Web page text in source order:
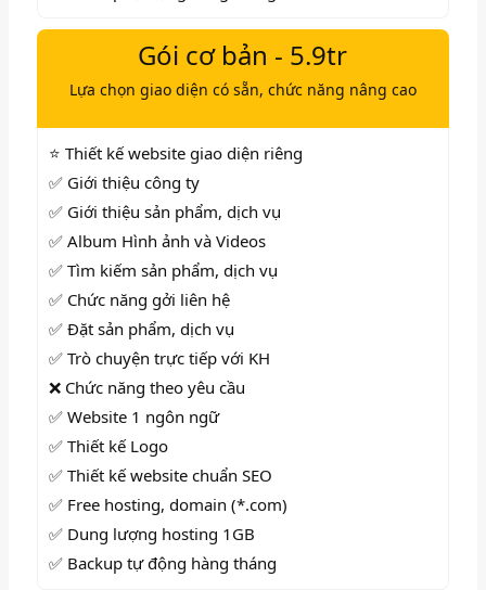
Gói cơ bản - 5.9tr
Lựa chọn giao diện có sẵn, chức năng nâng cao
⭐ Thiết kế website giao diện riêng
✅ Giới thiệu công ty
✅ Giới thiệu sản phẩm, dịch vụ
✅ Album Hình ảnh và Videos
✅ Tìm kiếm sản phẩm, dịch vụ
✅ Chức năng gởi liên hệ
✅ Đặt sản phẩm, dịch vụ
✅ Trò chuyện trực tiếp với KH
❌ Chức năng theo yêu cầu
✅ Website 1 ngôn ngữ
✅ Thiết kế Logo
✅ Thiết kế website chuẩn SEO
✅ Free hosting, domain (*.com)
✅ Dung lượng hosting 1GB
✅ Backup tự động hàng tháng